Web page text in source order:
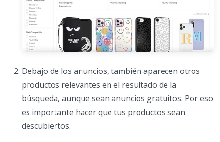
Debajo de los anuncios, también aparecen otros
productos relevantes en el resultado de la
búsqueda, aunque sean anuncios gratuitos. Por eso
es importante hacer que tus productos sean
descubiertos.